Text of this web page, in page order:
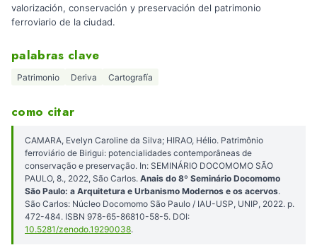
valorización, conservación y preservación del patrimonio
ferroviario de la ciudad.
palabras clave
Patrimonio Deriva Cartografía
como citar
CAMARA, Evelyn Caroline da Silva; HIRAO, Hélio. Patrimônio
ferroviário de Birigui: potencialidades contemporâneas de
conservação e preservação. In: SEMINÁRIO DOCOMOMO SÃO
PAULO, 8., 2022, São Carlos. Anais do 8º Seminário Docomomo
São Paulo: a Arquitetura e Urbanismo Modernos e os acervos.
São Carlos: Núcleo Docomomo São Paulo / IAU-USP, UNIP, 2022. p.
472-484. ISBN 978-65-86810-58-5. DOI:
10.5281/zenodo.19290038.